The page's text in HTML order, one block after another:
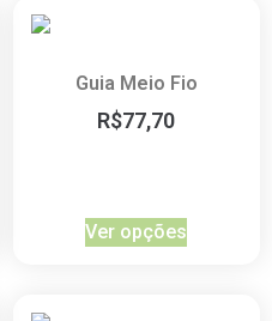
Guia Meio Fio
R$77,70
Ver opções